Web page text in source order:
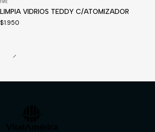
LIMPIA VIDRIOS TEDDY C/ATOMIZADOR
$1.950